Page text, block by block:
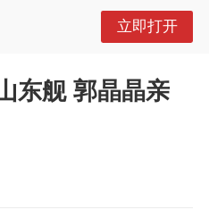
立即打开
东舰 郭晶晶亲